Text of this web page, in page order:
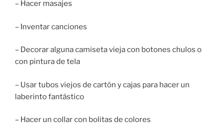
– Hacer masajes
– Inventar canciones
– Decorar alguna camiseta vieja con botones chulos o
con pintura de tela
– Usar tubos viejos de cartón y cajas para hacer un
laberinto fantástico
– Hacer un collar con bolitas de colores